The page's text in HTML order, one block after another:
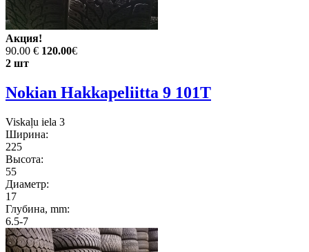
Акция!
90.00 € 120.00€
2 шт
Nokian Hakkapeliitta 9 101T
Viskaļu iela 3
Ширина:
225
Высота:
55
Диаметр:
17
Глубина, mm:
6.5-7